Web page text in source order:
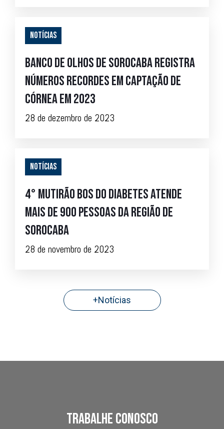
Notícias
Banco de Olhos de Sorocaba registra
números recordes em captação de
córnea em 2023
28 de dezembro de 2023
Notícias
4° Mutirão BOS do Diabetes atende
mais de 900 pessoas da região de
Sorocaba
28 de novembro de 2023
+Notícias
trabalhe conosco